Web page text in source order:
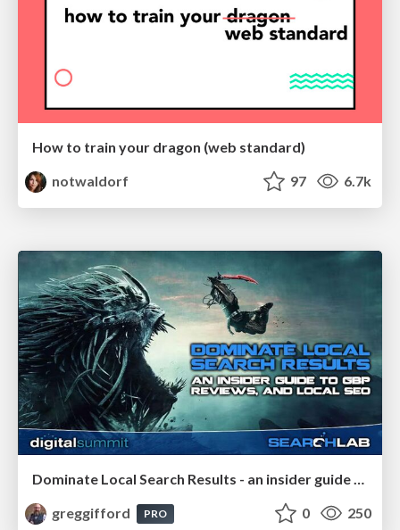
How to train your dragon (web standard)
notwaldorf
97 6.7k
Dominate Local Search Results - an insider guide to GBP, reviews, and Local SEO
greggifford
PRO 0 250